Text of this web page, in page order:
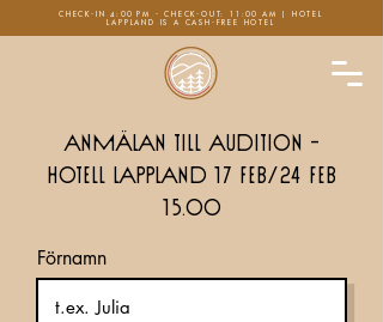
CHECK-IN 4:00 PM - CHECK-OUT: 11:00 AM | HOTEL
LAPPLAND IS A CASH-FREE HOTEL
Anmälan till Audition -
Hotell Lappland 17 feb/24 feb
15.00
Förnamn